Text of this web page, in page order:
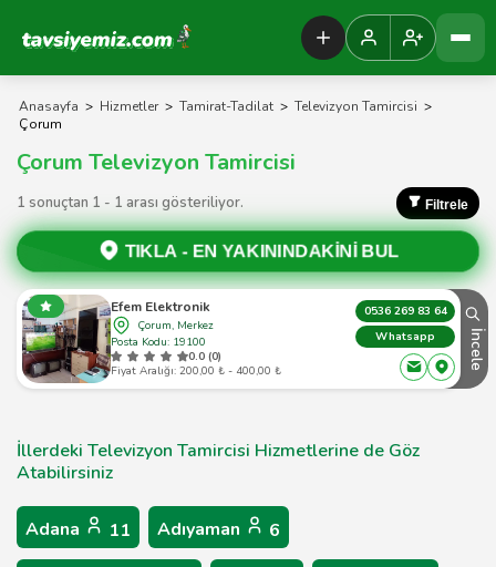
Tavsiyemiz Anasayfa
Anasayfa > Hizmetler > Tamirat-Tadilat > Televizyon Tamircisi >
Çorum
Çorum Televizyon Tamircisi
1 sonuçtan 1 - 1 arası gösteriliyor. Filtrele
TIKLA - EN YAKININDAKİNİ BUL
Efem Elektronik
Çorum, Merkez
Posta Kodu: 19100
0.0 (0)
Fiyat Aralığı: 200,00 ₺ - 400,00 ₺
0536 269 83 64
Whatsapp
İncele
İllerdeki Televizyon Tamircisi Hizmetlerine de Göz
Atabilirsiniz
Adana 11 Adıyaman 6